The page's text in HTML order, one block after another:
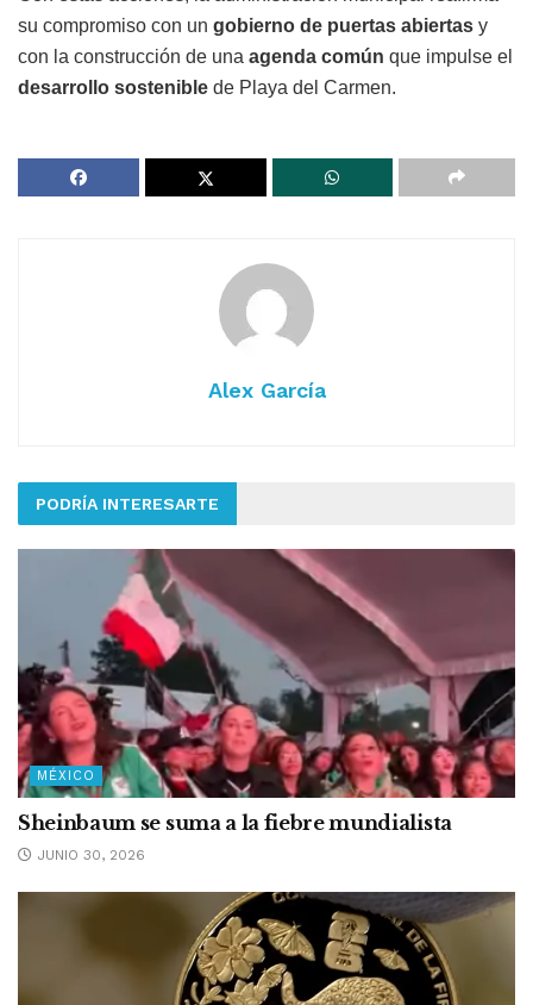
su compromiso con un gobierno de puertas abiertas y
con la construcción de una agenda común que impulse el
desarrollo sostenible de Playa del Carmen.
Alex García
PODRÍA INTERESARTE
MÉXICO
Sheinbaum se suma a la fiebre mundialista
JUNIO 30, 2026